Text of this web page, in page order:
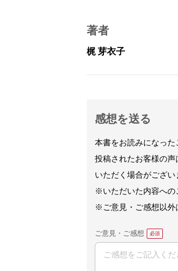
著者
梶 芽衣子
感想を送る
本書をお読みになった
投稿されたお客様の
いただく場合がござい
※いただいた内容への
※ご意見・ご感想以外
ご意見・ご感想